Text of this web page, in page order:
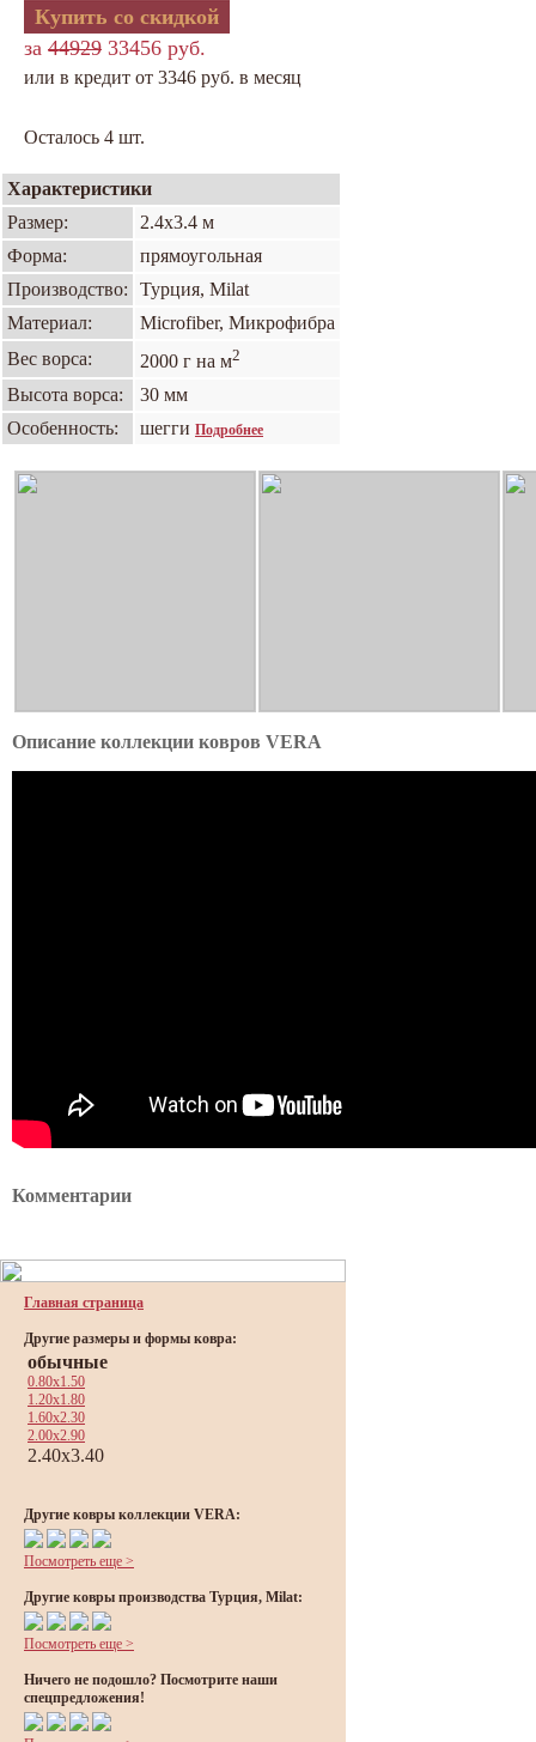
Купить со скидкой
за 44929 33456 руб.
или в кредит от 3346 руб. в месяц
Осталось 4 шт.
Характеристики
Размер:
2.4х3.4 м
Форма:
прямоугольная
Производство:
Турция, Milat
Материал:
Microfiber, Микрофибра
Вес ворса:
2000 г на м2
Высота ворса:
30 мм
Особенность:
шегги Подробнее
Описание коллекции ковров VERA
Комментарии
Главная страница
Другие размеры и формы ковра:
обычные
0.80x1.50
1.20x1.80
1.60x2.30
2.00x2.90
2.40x3.40
Другие ковры коллекции VERA:
Посмотреть еще >
Другие ковры производства Турция, Milat:
Посмотреть еще >
Ничего не подошло? Посмотрите наши
спецпредложения!